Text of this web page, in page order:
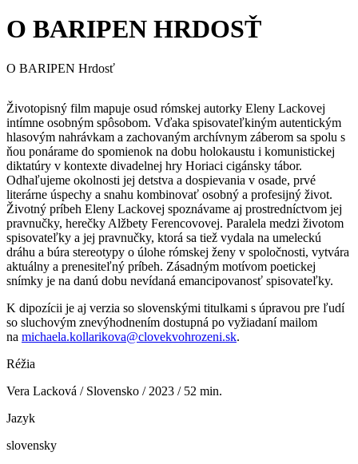
O BARIPEN HRDOSŤ
O BARIPEN Hrdosť
Životopisný film mapuje osud rómskej autorky Eleny Lackovej
intímne osobným spôsobom. Vďaka spisovateľkiným autentickým
hlasovým nahrávkam a zachovaným archívnym záberom sa spolu s
ňou ponárame do spomienok na dobu holokaustu i komunistickej
diktatúry v kontexte divadelnej hry Horiaci cigánsky tábor.
Odhaľujeme okolnosti jej detstva a dospievania v osade, prvé
literárne úspechy a snahu kombinovať osobný a profesijný život.
Životný príbeh Eleny Lackovej spoznávame aj prostredníctvom jej
pravnučky, herečky Alžbety Ferencovovej. Paralela medzi životom
spisovateľky a jej pravnučky, ktorá sa tiež vydala na umeleckú
dráhu a búra stereotypy o úlohe rómskej ženy v spoločnosti, vytvára
aktuálny a prenesiteľný príbeh. Zásadným motívom poetickej
snímky je na danú dobu nevídaná emancipovanosť spisovateľky.
K dipozícii je aj verzia so slovenskými titulkami s úpravou pre ľudí
so sluchovým znevýhodnením dostupná po vyžiadaní mailom
na michaela.kollarikova@clovekvohrozeni.sk.
Réžia
Vera Lacková / Slovensko / 2023 / 52 min.
Jazyk
slovensky